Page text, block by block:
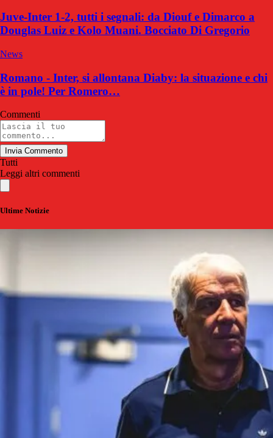
Juve-Inter 1-2, tutti i segnali: da Diouf e Dimarco a
Douglas Luiz e Kolo Muani. Bocciato Di Gregorio
News
Romano - Inter, si allontana Diaby: la situazione e chi
è in pole! Per Romero…
Commenti
Invia Commento
Tutti
Leggi altri commenti
Ultime Notizie